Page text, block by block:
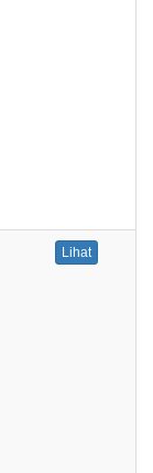
Lihat